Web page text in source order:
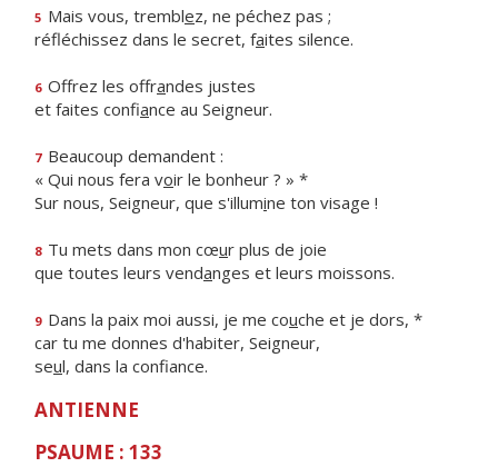
5 Mais vous, tremblez, ne péchez pas ;
réfléchissez dans le secret, faites silence.
6 Offrez les offrandes justes
et faites confiance au Seigneur.
7 Beaucoup demandent :
« Qui nous fera voir le bonheur ? » *
Sur nous, Seigneur, que s'illumine ton visage !
8 Tu mets dans mon cœur plus de joie
que toutes leurs vendanges et leurs moissons.
9 Dans la paix moi aussi, je me couche et je dors, *
car tu me donnes d'habiter, Seigneur,
seul, dans la confiance.
ANTIENNE
PSAUME : 133